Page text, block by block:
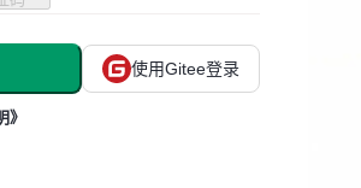
使用Gitee登录
》